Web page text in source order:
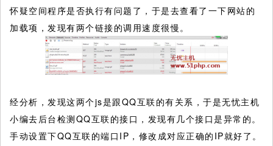
怀疑空间程序是否执行有问题了，于是去查看了一下网站的
加载项，发现有两个链接的调用速度很慢。
经分析，发现这两个js是跟QQ互联的有关系，于是无忧主机
小编去后台检测QQ互联的接口，发现有几个接口是异常的。
手动设置下QQ互联的端口IP，修改成对应正确的IP就好了。